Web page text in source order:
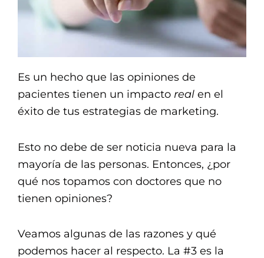
Es un hecho que las opiniones de
pacientes tienen un impacto real en el
éxito de tus estrategias de marketing.
Esto no debe de ser noticia nueva para la
mayoría de las personas. Entonces, ¿por
qué nos topamos con doctores que no
tienen opiniones?
Veamos algunas de las razones y qué
podemos hacer al respecto. La #3 es la